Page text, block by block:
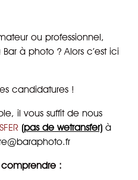
ou professionnel,
à photo ? Alors c’est ici
candidatures !
il vous suffit de nous
(pas de wetransfer) à
comprendre :